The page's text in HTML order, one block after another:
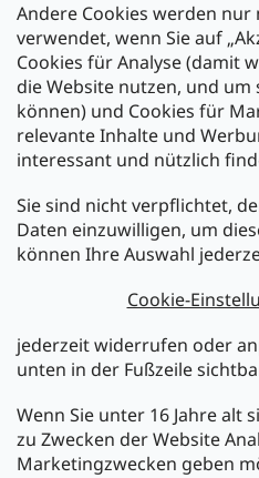
Andere Cookies werden
verwendet, wenn Sie auf
Cookies für Analyse (damit
die Website nutzen, und
können) und Cookies für
relevante Inhalte und
interessant und nützlich
Sie sind nicht verpflichtet,
Daten einzuwilligen, um
können Ihre Auswahl
Cookie-
jederzeit widerrufen oder
unten in der Fußzeile
Wenn Sie unter 16 Jahre alt
zu Zwecken der Website
Marketingzwecken geben
Zahlarten:
Newsletter abonnieren
Legen Sie Ihre E-Mail ein und
über neue Produkte in unserem
E-Mail
Melden Sie sich jetzt für den
kostenlos und jederzeit
Newsletter bestätigen Sie Ihr
Datenschutzerklärung.